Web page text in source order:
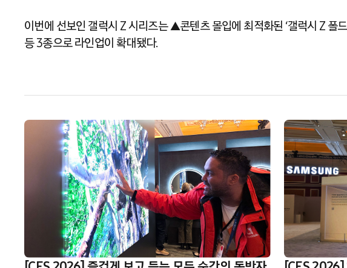
이번에 선보인 갤럭시 Z 시리즈는 ▲콘텐츠 몰입에 최적화된 ‘갤럭시 Z 폴
등 3종으로 라인업이 확대됐다.